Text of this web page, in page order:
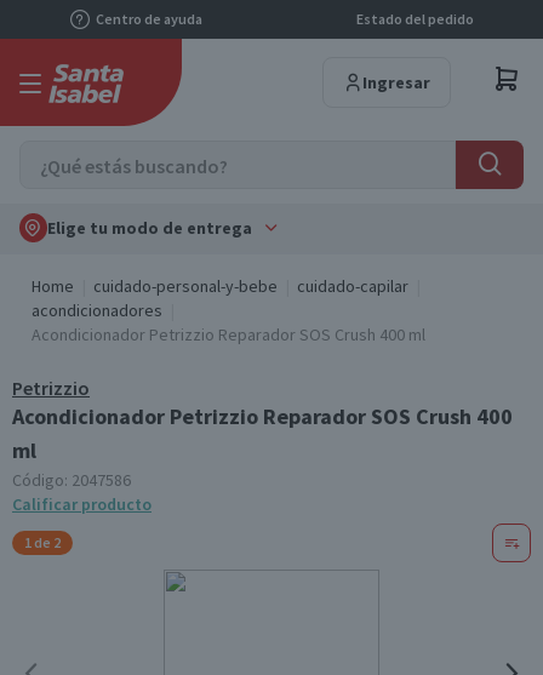
Centro de ayuda Estado del pedido
Ingresar
Elige tu modo de entrega
Home cuidado-personal-y-bebe
cuidado-capilar
acondicionadores
Acondicionador Petrizzio Reparador SOS Crush 400 ml
Petrizzio
Acondicionador Petrizzio Reparador SOS Crush 400
ml
Código: 2047586
Calificar producto
1 de 2